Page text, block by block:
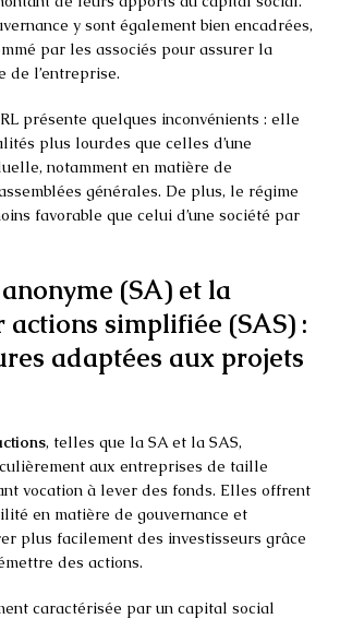
y sont également bien encadrées,
par les associés pour assurer la
de l’entreprise.
présente quelques inconvénients : elle
plus lourdes que celles d’une
notamment en matière de
générales. De plus, le régime
favorable que celui d’une société par
(SA) et la
actions simplifiée (SAS) :
adaptées aux projets
, telles que la SA et la SAS,
aux entreprises de taille
vocation à lever des fonds. Elles offrent
en matière de gouvernance et
plus facilement des investisseurs grâce
des actions.
caractérisée par un capital social